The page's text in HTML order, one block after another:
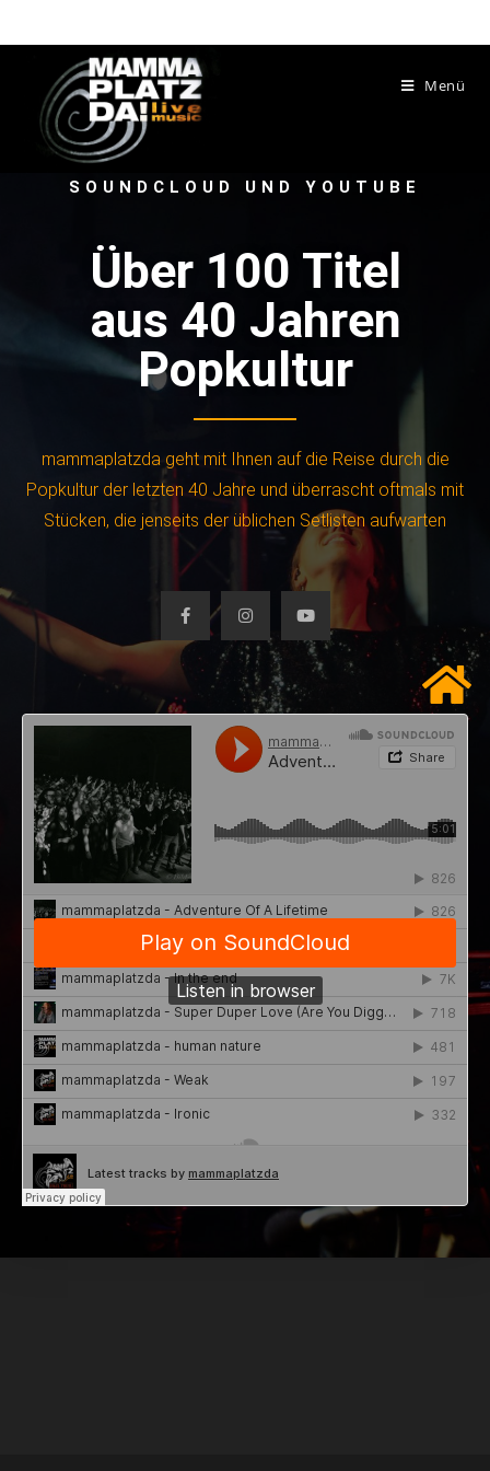
Menü
SOUNDCLOUD UND YOUTUBE
Über 100 Titel
aus 40 Jahren
Popkultur
mammaplatzda geht mit Ihnen auf die Reise durch die
Popkultur der letzten 40 Jahre und überrascht oftmals mit
Stücken, die jenseits der üblichen Setlisten aufwarten